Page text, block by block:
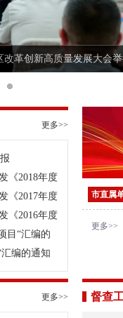
革创新高质量发展大会
更多>>
《2018年度
《2017年度
单位考绩办
《2016年度
单位考绩办
目“汇编的
编的通知
市直属
更多>>
更多>> 督查